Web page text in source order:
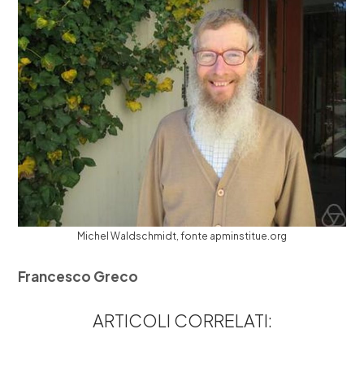
Michel Waldschmidt, fonte apminstitue.org
Francesco Greco
ARTICOLI CORRELATI: